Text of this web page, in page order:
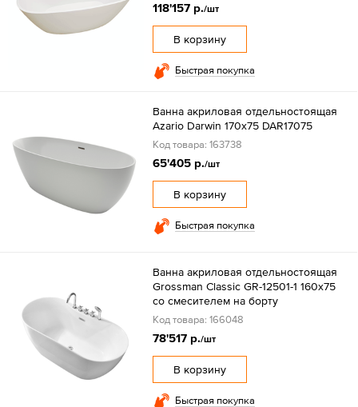
118'157 р./шт
В корзину
Быстрая покупка
Ванна акриловая отдельностоящая
Azario Darwin 170x75 DAR17075
Код товара: 163738
65'405 р./шт
В корзину
Быстрая покупка
Ванна акриловая отдельностоящая
Grossman Classic GR-12501-1 160x75
со смесителем на борту
Код товара: 166048
78'517 р./шт
В корзину
Быстрая покупка